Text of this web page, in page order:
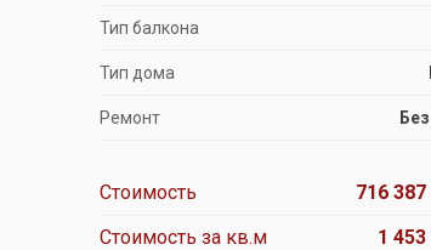
Тип балкона
Тип дома
Ремонт
Стоимость
716
Стоимость за кв.м
1